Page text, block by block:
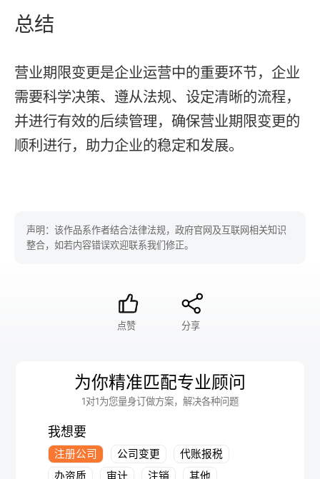
总结
营业期限变更是企业运营中的重要环节，企业
需要科学决策、遵从法规、设定清晰的流程，
并进行有效的后续管理，确保营业期限变更的
顺利进行，助力企业的稳定和发展。
声明：该作品系作者结合法律法规，政府官网及互联网相关知识
整合，如若内容错误欢迎联系我们修正。
点赞 分享
为你精准匹配专业顾问
1对1为您量身订做方案，解决各种问题
我想要
注册公司 公司变更
代账报税
办资质
审计 注销 其他